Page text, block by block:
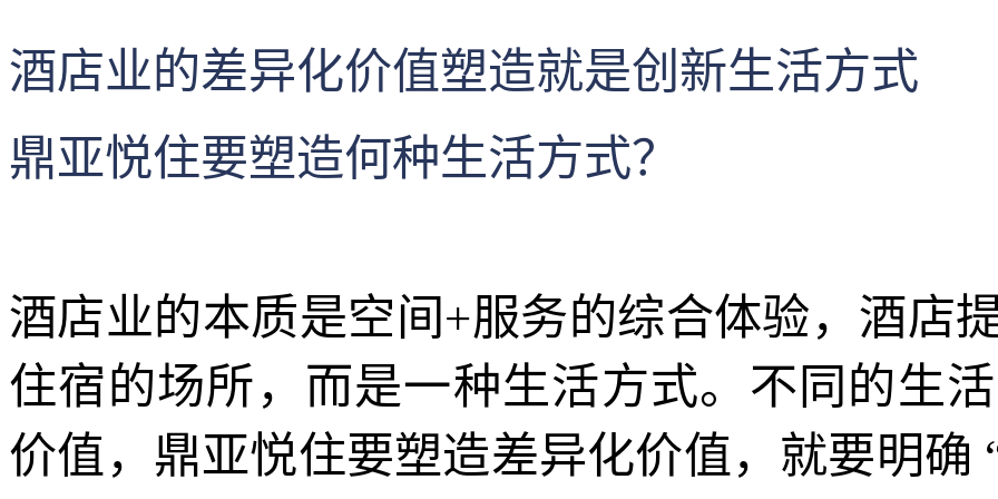
酒店业的差异化价值塑造就是创新生活方式
鼎亚悦住要塑造何种生活方式？
酒店业的本质是空间+服务的综合体验，酒店
住宿的场所，而是一种生活方式。不同的生
价值，鼎亚悦住要塑造差异化价值，就要明确